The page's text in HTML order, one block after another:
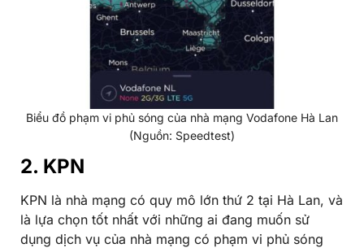
Biểu đồ phạm vi phủ sóng của nhà mạng Vodafone Hà Lan
(Nguồn: Speedtest)
2. KPN
KPN là nhà mạng có quy mô lớn thứ 2 tại Hà Lan, và
là lựa chọn tốt nhất với những ai đang muốn sử
dụng dịch vụ của nhà mạng có phạm vi phủ sóng